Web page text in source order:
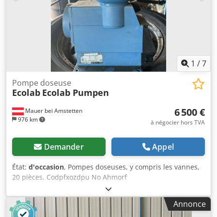
1 /7
Mauer bei Amstetten
976 km
Pompe doseuse
Ecolab Ecolab Pumpen
6 500 €
à négocier hors TVA
Demander Appel
État: d'occasion, Pompes doseuses, y compris les vannes,
20 pièces. Codpfxozdpu No Ahmorf
Annonce